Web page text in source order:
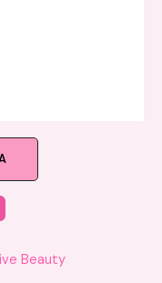
Beauty